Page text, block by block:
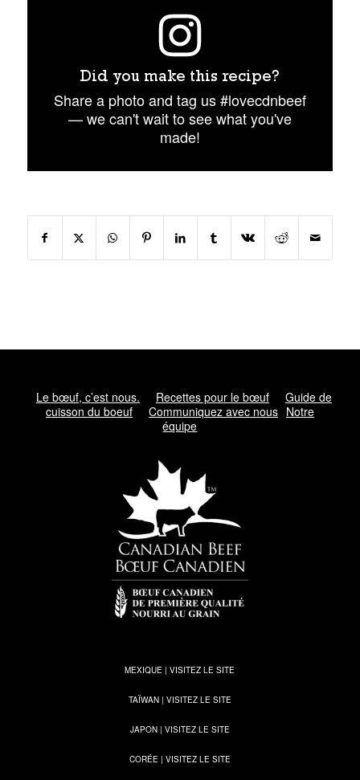
Did you make this recipe?
Share a photo and tag us #lovecdnbeef
— we can't wait to see what you've
made!
Le bœuf, c’est nous. Recettes pour le bœuf
Guide de
cuisson du boeuf
Communiquez avec nous Notre
équipe
MEXIQUE | VISITEZ LE SITE
TAÏWAN | VISITEZ LE SITE
JAPON | VISITEZ LE SITE
CORÉE | VISITEZ LE SITE